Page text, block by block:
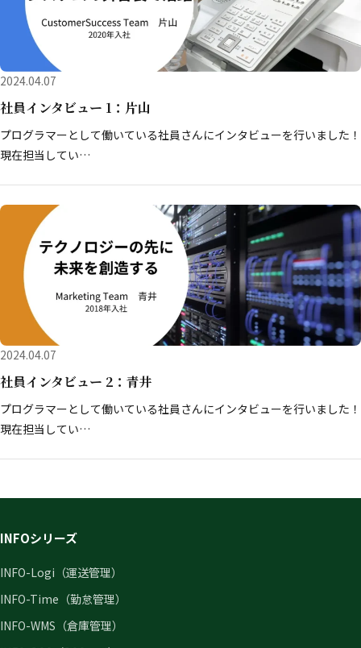
2024.04.07
社員インタビュー 1：片山
プログラマーとして働いている社員さんにインタビューを行いました！
現在担当してい…
2024.04.07
社員インタビュー 2：青井
プログラマーとして働いている社員さんにインタビューを行いました！
現在担当してい…
INFOシリーズ
INFO-Logi（運送管理）
INFO-Time（勤怠管理）
INFO-WMS（倉庫管理）